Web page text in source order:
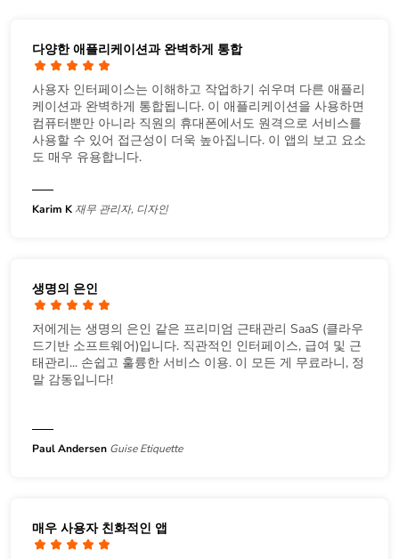
다양한 애플리케이션과 완벽하게 통합
사용자 인터페이스는 이해하고 작업하기 쉬우며 다른 애플리
케이션과 완벽하게 통합됩니다. 이 애플리케이션을 사용하면
컴퓨터뿐만 아니라 직원의 휴대폰에서도 원격으로 서비스를
사용할 수 있어 접근성이 더욱 높아집니다. 이 앱의 보고 요소
도 매우 유용합니다.
Karim K재무 관리자, 디자인
생명의 은인
저에게는 생명의 은인 같은 프리미엄 근태관리 SaaS (클라우
드기반 소프트웨어)입니다. 직관적인 인터페이스, 급여 및 근
태관리... 손쉽고 훌륭한 서비스 이용. 이 모든 게 무료라니, 정
말 감동입니다!
Paul Andersen Guise Etiquette
매우 사용자 친화적인 앱